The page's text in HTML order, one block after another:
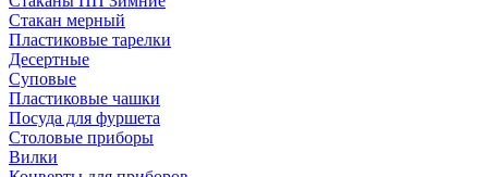
Стакан мерный
Пластиковые тарелки
Десертные
Суповые
Пластиковые чашки
Посуда для фуршета
Столовые приборы
Вилки